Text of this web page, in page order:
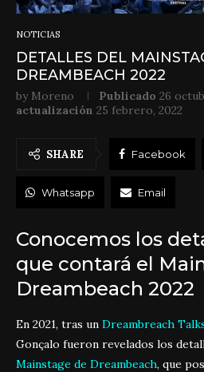
NOTICIAS
DETALLES DEL
DREAMBEACH 2022
by Moreno Publicado 26
actualización 25 febrero, 2022
SHARE Facebook
Whatsapp Email
Conocemos los
que contará el
Dreambeach 2022
En 2021, tras un Dreambreach
Gonçalo fueron revelados los
Mainstage de Dreambeach, que